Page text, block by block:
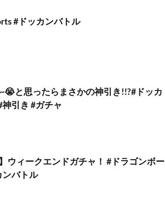
#ドッカンバトル
と思ったらまさかの神引き!!?#ドッカ
引き #ガチャ
ウィークエンドガチャ！ #ドラゴンボー
ンバトル